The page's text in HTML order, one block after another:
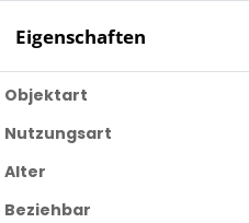
Eigenschaften
Objektart
Nutzungsart
Alter
Beziehbar